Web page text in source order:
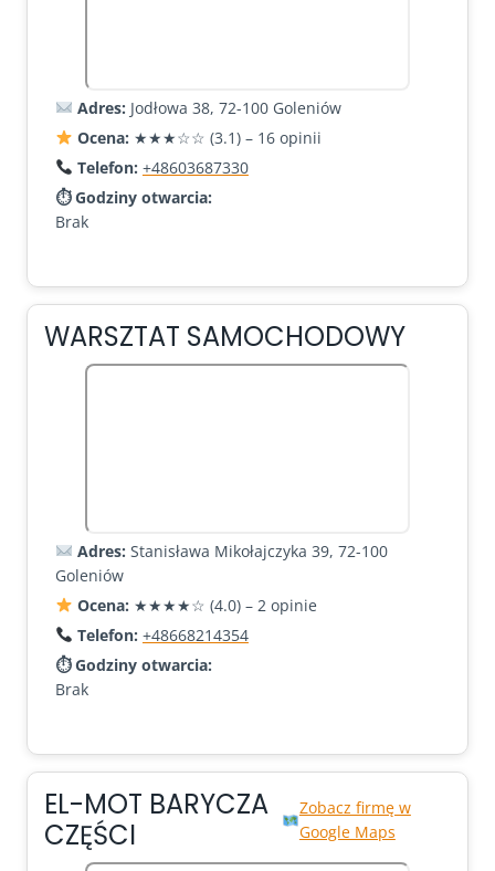
Adres: Jodłowa 38, 72-100 Goleniów
Ocena: ★★★☆☆ (3.1) – 16 opinii
Telefon: +48603687330
⏱ Godziny otwarcia:
Brak
WARSZTAT SAMOCHODOWY
Adres: Stanisława Mikołajczyka 39, 72-100
Goleniów
Ocena: ★★★★☆ (4.0) – 2 opinie
Telefon: +48668214354
⏱ Godziny otwarcia:
Brak
EL-MOT BARYCZA
CZĘŚCI
Zobacz firmę w
Google Maps